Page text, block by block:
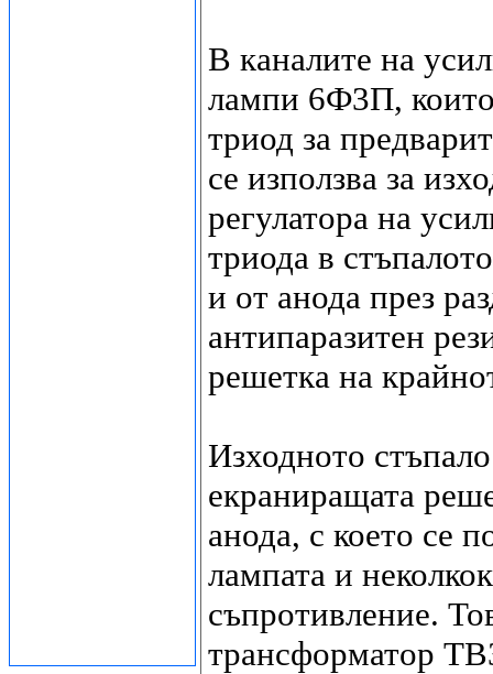
В каналите на
лампи 6Ф3П,
триод за
се използва за
регулатора на
триода в
и от анода през
антипаразитен
решетка на
Изходното
екраниращата
анода, с което се
лампата и
съпротивление.
трансформатор